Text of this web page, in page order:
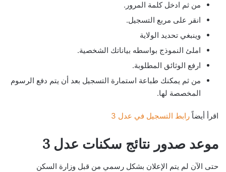
من ثم ادخل كلمة المرور.
انقر على مربع التسجيل.
وينبغي تحديد الولاية
املئ النموذج بواسطه بياناتك الشخصية.
ارفع الوثائق المطلوبة.
من ثم يمكنك طباعة استمارة التسجيل بعد أن يتم دفع الرسوم
المخصصة لها.
اقرأ أيضاًرابط التسجيل في عدل 3
موعد صدور نتائج سكنات عدل 3
حتى الآن لم يتم الإعلان بشكل رسمي من قبل وزارة السكن